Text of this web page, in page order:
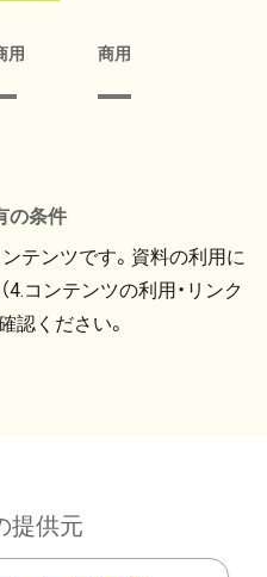
用 商用
の条件
テンツです。資料の利用に
（4.コンテンツの利用・リンク
認ください。
提供元